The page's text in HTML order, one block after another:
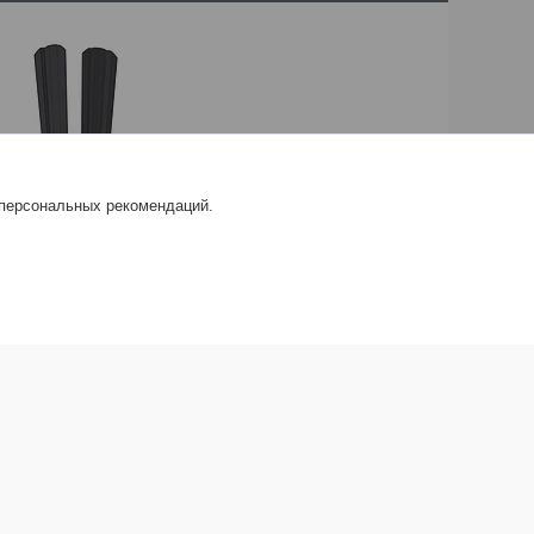
рекомендаций.